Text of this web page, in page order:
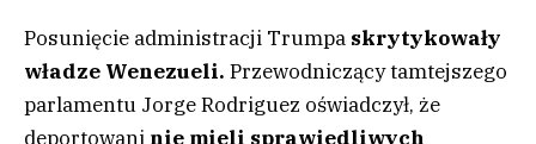
Posunięcie administracji Trumpa skrytykowały
władze Wenezueli. Przewodniczący tamtejszego
parlamentu Jorge Rodriguez oświadczył, że
deportowani nie mieli sprawiedliwych